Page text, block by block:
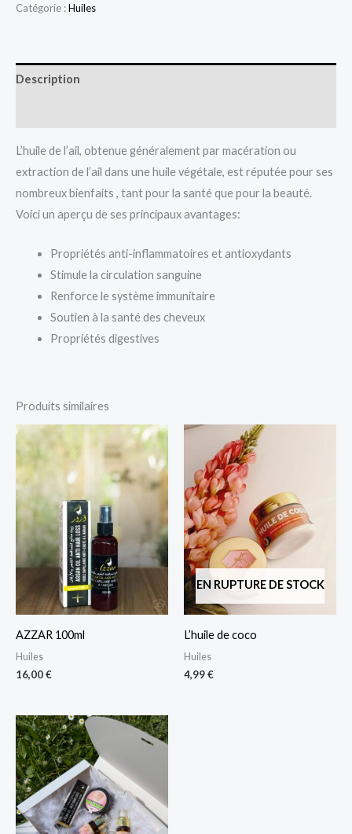
Catégorie :Huiles
Description
L’huile de l’ail, obtenue généralement par macération ou
extraction de l’ail dans une huile végétale, est réputée pour ses
nombreux bienfaits , tant pour la santé que pour la beauté.
Voici un aperçu de ses principaux avantages:
Propriétés anti-inflammatoires et antioxydants
Stimule la circulation sanguine
Renforce le système immunitaire
Soutien à la santé des cheveux
Propriétés digestives
Produits similaires
AZZAR 100ml
Huiles
16,00€
EN RUPTURE DE STOCK
L’huile de coco
Huiles
4,99€